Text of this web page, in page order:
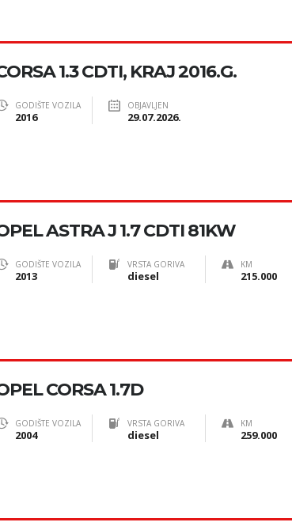
1.3 CDTI, KRAJ 2016.G.
GODIŠTE VOZILA
2016
OBJAVLJEN
29.07.2026.
ASTRA J 1.7 CDTI 81KW
GODIŠTE VOZILA
2013
VRSTA GORIVA
diesel
KM
215.000
CORSA 1.7D
GODIŠTE VOZILA
2004
VRSTA GORIVA
diesel
KM
259.000